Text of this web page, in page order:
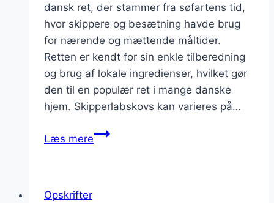
dansk ret, der stammer fra søfartens tid,
hvor skippere og besætning havde brug
for nærende og mættende måltider.
Retten er kendt for sin enkle tilberedning
og brug af lokale ingredienser, hvilket gør
den til en populær ret i mange danske
hjem. Skipperlabskovs kan varieres på…
Læs mereSmagfuld
Opskrifter